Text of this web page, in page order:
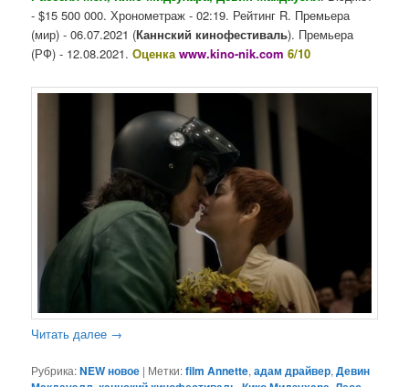
- $15 500 000. Хронометраж - 02:19. Рейтинг R. Премьера
(мир) - 06.07.2021 (Каннский кинофестиваль). Премьера
(РФ) - 12.08.2021.Оценкаwww.kino-nik.com 6/10
Читать далее →
Рубрика:NEW новое | Метки:film Annette,адам драйвер,Девин